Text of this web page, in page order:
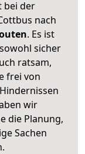
bei der
nach
. Es ist
sicher
ratsam,
frei von
wir
die Planung,
Sachen